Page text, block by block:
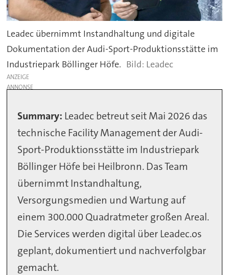
Leadec übernimmt Instandhaltung und digitale
Dokumentation der Audi-Sport-Produktionsstätte im
Industriepark Böllinger Höfe.
Leadec
ANZEIGE
Summary: Leadec betreut seit Mai 2026 das
technische Facility Management der Audi-
Sport-Produktionsstätte im Industriepark
Böllinger Höfe bei Heilbronn. Das Team
übernimmt Instandhaltung,
Versorgungsmedien und Wartung auf
einem 300.000 Quadratmeter großen Areal.
Die Services werden digital über Leadec.os
geplant, dokumentiert und nachverfolgbar
gemacht.